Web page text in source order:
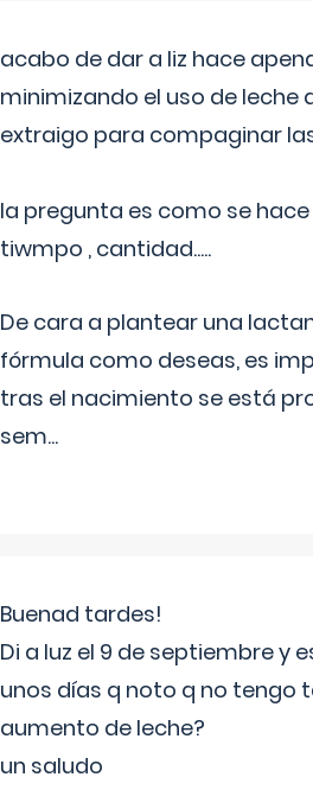
acabo de dar a liz hace
minimizando el uso de leche
extraigo para compaginar
la pregunta es como se
tiwmpo , cantidad.....
De cara a plantear una
fórmula como deseas, es
tras el nacimiento se está
sem...
Buenad tardes!
Di a luz el 9 de septiembre
unos días q noto q no tengo
aumento de leche?
un saludo